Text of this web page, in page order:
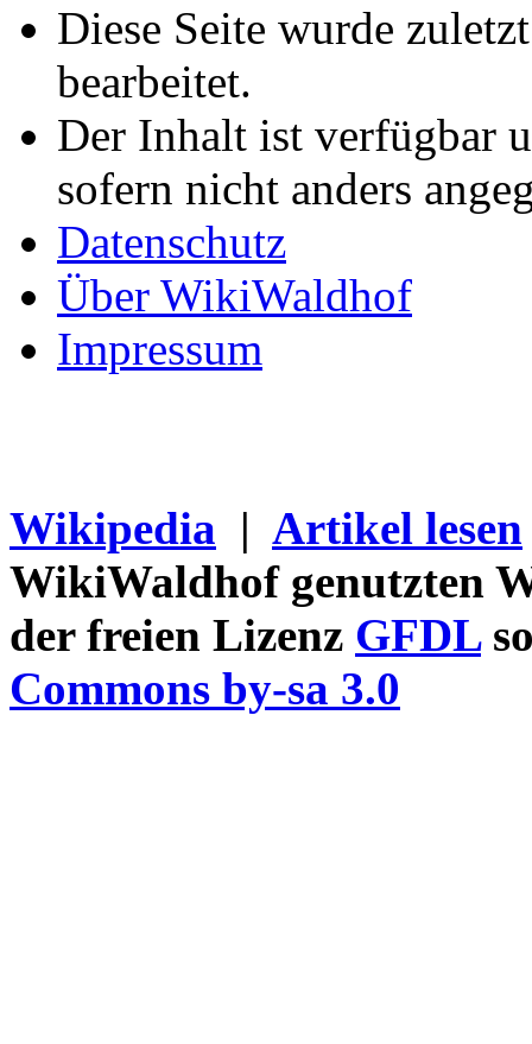
Diese Seite wurde
bearbeitet.
Der Inhalt ist verfügbar
sofern nicht anders
Datenschutz
Über WikiWaldhof
Impressum
Wikipedia | Artikel lesen
WikiWaldhof genutzten
der freien Lizenz GFDL
Commons by-sa 3.0